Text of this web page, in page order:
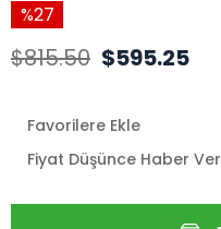
27
$815.50 $595.25
Favorilere Ekle
Fiyat Düşünce Haber Ver